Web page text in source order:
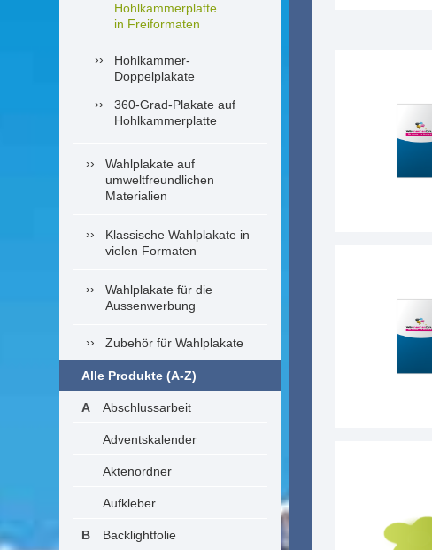
Hohlkammerplatte
in Freiformaten
Hohlkammer-
Doppelplakate
360-Grad-Plakate auf
Hohlkammerplatte
Wahlplakate auf
umweltfreundlichen
Materialien
Klassische Wahlplakate in
vielen Formaten
Wahlplakate für die
Aussenwerbung
Zubehör für Wahlplakate
Alle Produkte (A-Z)
Abschlussarbeit
Adventskalender
Aktenordner
Aufkleber
Backlightfolie